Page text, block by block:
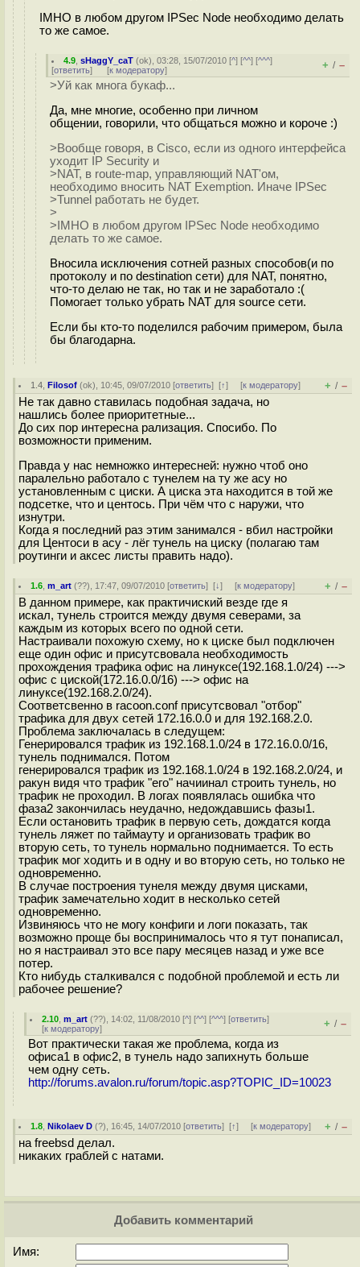
IMHO в любом другом IPSec Node необходимо делать
то же самое.
4.9 ,sHaggY_caT (ok), 03:28, 15/07/2010 [^] [^^] [^^^]
[ответить] [к модератору] + / –
>Уй как многа букаф...
Да, мне многие, особенно при личном
общении, говорили, что общаться можно и короче :)
>Вообще говоря, в Cisco, если из одного интерфейса
уходит IP Security и
>NAT, в route-map, управляющий NAT'ом,
необходимо вносить NAT Exemption. Иначе IPSec
>Tunnel работать не будет.
>
>IMHO в любом другом IPSec Node необходимо
делать то же самое.
Вносила исключения сотней разных способов(и по
протоколу и по destination сети) для NAT, понятно,
что-то делаю не так, но так и не заработало :(
Помогает только убрать NAT для source сети.
Если бы кто-то поделился рабочим примером, была
бы благодарна.
1.4 ,Filosof (ok), 10:45, 09/07/2010 [ответить][↑] [к модератору] + / –
Не так давно ставилась подобная задача, но
нашлись более приоритетные...
До сих пор интересна рализация. Спосибо. По
возможности применим.
Правда у нас немножко интересней: нужно чтоб оно
паралельно работало с тунелем на ту же асу но
установленным с циски. А циска эта находится в той же
подсетке, что и центось. При чём что с наружи, что
изнутри.
Когда я последний раз этим занимался - вбил настройки
для Центоси в асу - лёг тунель на циску (полагаю там
роутинги и аксес листы править надо).
1.6 ,m_art (??), 17:47, 09/07/2010 [ответить][↓] [к модератору] + / –
В данном примере, как практичиский везде где я
искал, тунель строится между двумя северами, за
каждым из которых всего по одной сети.
Настраивали похожую схему, но к циске был подключен
еще один офис и присутсвовала необходимость
прохождения трафика офис на линуксе(192.168.1.0/24) --->
офис с циской(172.16.0.0/16) ---> офис на
линуксе(192.168.2.0/24).
Соответсвенно в racoon.conf присутсвовал "отбор"
трафика для двух сетей 172.16.0.0 и для 192.168.2.0.
Проблема заключалась в следущем:
Генерировался трафик из 192.168.1.0/24 в 172.16.0.0/16,
тунель поднимался. Потом
генерировался трафик из 192.168.1.0/24 в 192.168.2.0/24, и
ракун видя что трафик "его" начиинал строить тунель, но
трафик не проходил. В логах появлялась ошибка что
фаза2 закончилась неудачно, недождавшись фазы1.
Если остановить трафик в первую сеть, дождатся когда
тунель ляжет по таймауту и организовать трафик во
вторую сеть, то тунель нормально поднимается. То есть
трафик мог ходить и в одну и во вторую сеть, но только не
одновременно.
В случае построения тунеля между двумя цисками,
трафик замечательно ходит в несколько сетей
одновременно.
Извиняюсь что не могу конфиги и логи показать, так
возможно проще бы воспринималось что я тут понаписал,
но я настраивал это все пару месяцев назад и уже все
потер.
Кто нибудь сталкивался с подобной проблемой и есть ли
рабочее решение?
2.10 ,m_art (??), 14:02, 11/08/2010 [^] [^^] [^^^] [ответить]
[к модератору] + / –
Вот практически такая же проблема, когда из
офиса1 в офис2, в тунель надо запихнуть больше
чем одну сеть.
http://forums.avalon.ru/forum/topic.asp?TOPIC_ID=10023
1.8 ,Nikolaev D (?), 16:45, 14/07/2010 [ответить][↑] [к модератору] + / –
на freebsd делал.
никаких граблей с натами.
Добавить комментарий
Имя: